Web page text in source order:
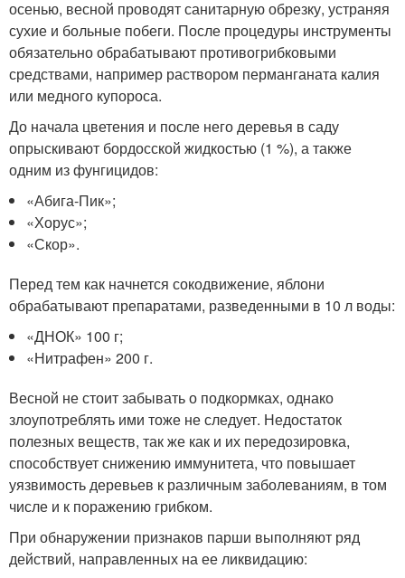
осенью, весной проводят санитарную обрезку, устраняя
сухие и больные побеги. После процедуры инструменты
обязательно обрабатывают противогрибковыми
средствами, например раствором перманганата калия
или медного купороса.
До начала цветения и после него деревья в саду
опрыскивают бордосской жидкостью (1 %), а также
одним из фунгицидов:
«Абига-Пик»;
«Хорус»;
«Скор».
Перед тем как начнется сокодвижение, яблони
обрабатывают препаратами, разведенными в 10 л воды:
«ДНОК» 100 г;
«Нитрафен» 200 г.
Весной не стоит забывать о подкормках, однако
злоупотреблять ими тоже не следует. Недостаток
полезных веществ, так же как и их передозировка,
способствует снижению иммунитета, что повышает
уязвимость деревьев к различным заболеваниям, в том
числе и к поражению грибком.
При обнаружении признаков парши выполняют ряд
действий, направленных на ее ликвидацию: